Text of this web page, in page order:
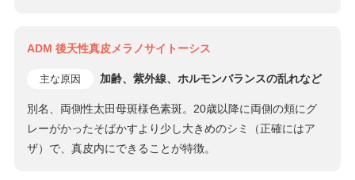
ADM 後天性真皮メラノサイトーシス
主な原因 加齢、紫外線、ホルモンバランスの乱れなど
別名、両側性太田母斑様色素斑。20歳以降に両側の頬にグ
レーがかったそばかすより少し大きめのシミ（正確にはア
ザ）で、真皮内にできることが特徴。